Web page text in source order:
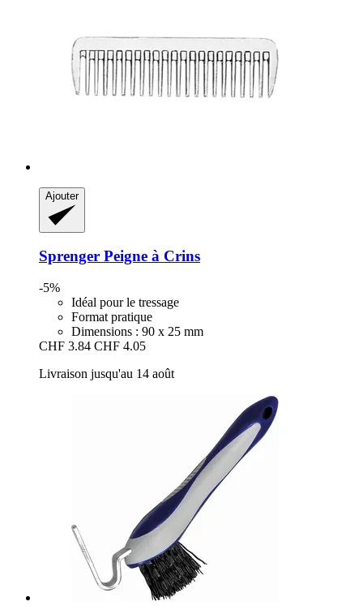
Ajouter
Sprenger Peigne à Crins
-5%
Idéal pour le tressage
Format pratique
Dimensions : 90 x 25 mm
CHF 3.84 CHF 4.05
Livraison jusqu'au 14 août